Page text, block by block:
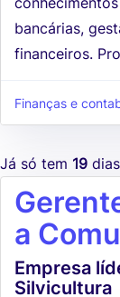
bancárias,
financeiros.
Finanças e
Já só tem 19
a
Empresa
Silvicultura